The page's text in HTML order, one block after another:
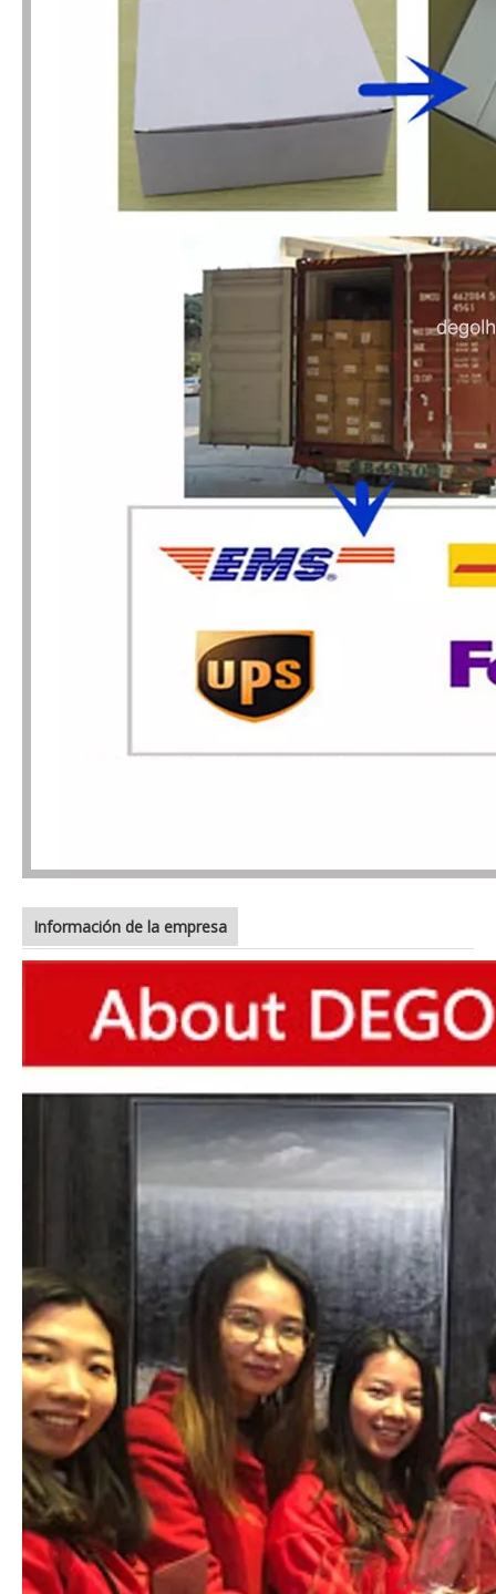
Información de la empresa